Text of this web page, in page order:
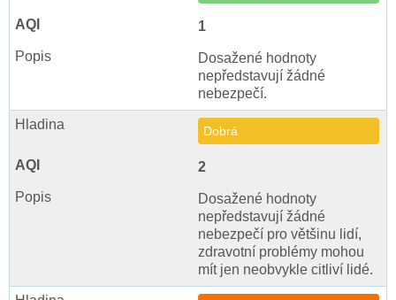
1
Dosažené hodnoty
nepředstavují žádné
nebezpečí.
Dobrá
2
Dosažené hodnoty
nepředstavují žádné
nebezpečí pro většinu lidí,
zdravotní problémy mohou
mít jen neobvykle citliví lidé.